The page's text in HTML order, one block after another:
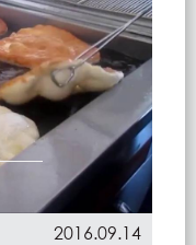
2016.09.14